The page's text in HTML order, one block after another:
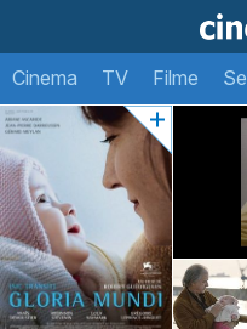
Cinema TV Filme